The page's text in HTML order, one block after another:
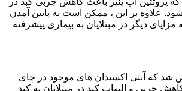
تا 20٪ می شود. علاوه بر این ، ممکن است به پایین آمدن
مزایای دیگر در مبتلایان به بیماری پیشرفته
که آنتی اکسیدان های موجود در چای
چربی و التهاب کبد در مبتلایان به کبد